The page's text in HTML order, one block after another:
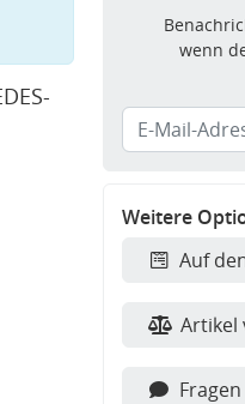
wenn
Weitere
Auf
Artikel